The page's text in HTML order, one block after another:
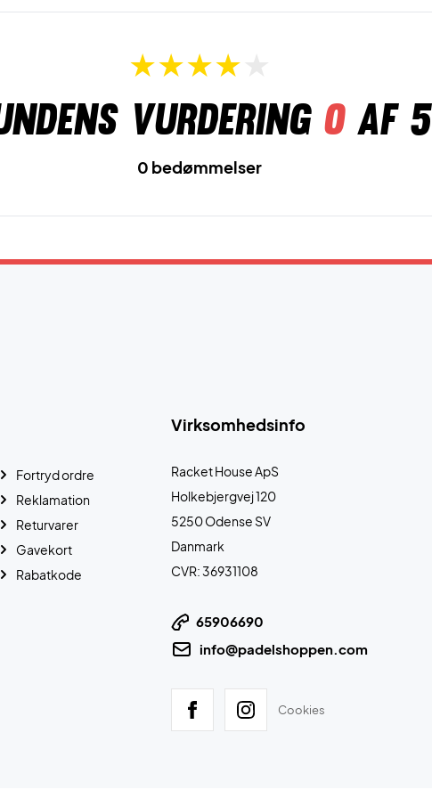
vurdering 0af 5
0 bedømmelser
Virksomhedsinfo
Racket House ApS
Holkebjergvej 120
5250 Odense SV
Danmark
CVR: 36931108
65906690
info@padelshoppen.com
Cookies
Fortryd ordre
Reklamation
Returvarer
Gavekort
Rabatkode